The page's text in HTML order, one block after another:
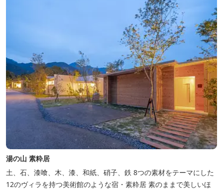
湯の山 素粋居
土、石、漆喰、木、漆、和紙、硝子、鉄 8つの素材をテーマにした
12のヴィラを持つ美術館のような宿・素粋居 素のままで美しいほ